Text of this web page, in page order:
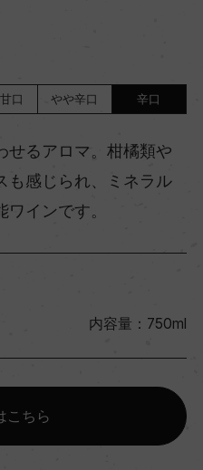
口 やや辛口 辛口
せるアロマ。柑橘類や
も感じられ、ミネラル
インです。
内容量：750ml
こちら